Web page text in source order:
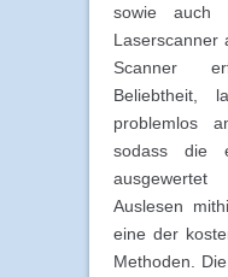
sowie auch
Laserscanner
Scanner
Beliebtheit,
problemlos
sodass die
Auslesen
eine der
Methoden.